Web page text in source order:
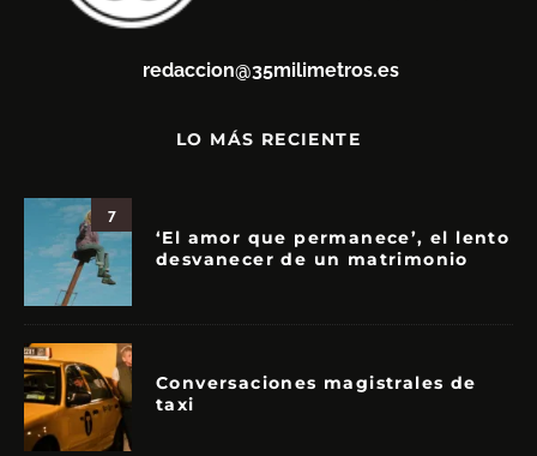
redaccion@35milimetros.es
LO MÁS RECIENTE
7
‘El amor que permanece’, el lento
desvanecer de un matrimonio
Conversaciones magistrales de
taxi